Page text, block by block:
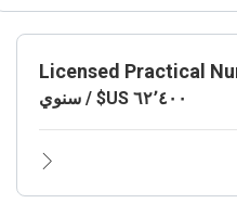
Licensed Practical